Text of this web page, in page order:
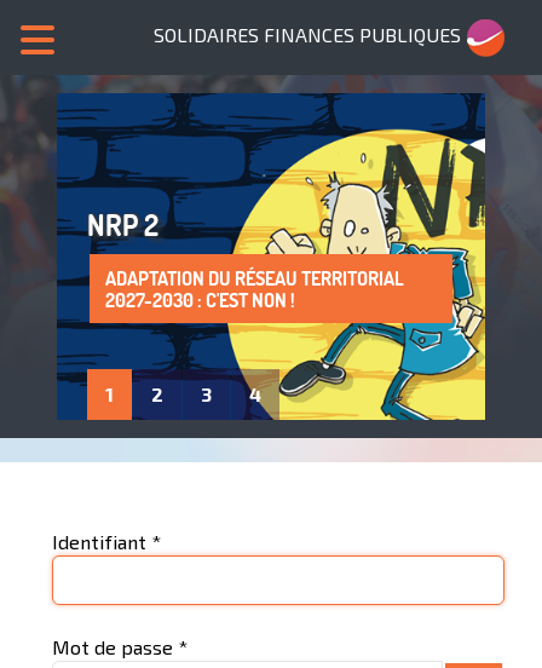
SOLIDAIRES FINANCES PUBLIQUES
NRP 2
ADAPTATION DU RÉSEAU TERRITORIAL
2027-2030 : C'EST NON !
SANS NOUS, PLUS DE SERVICES PUBLICS !
LA PROTECTION DE LA SANTÉ AU TRAVAIL
: UN DROIT À FAIRE VIVRE !
ADHÈRE À SOLIDAIRES FINANCES
PUBLIQUES
1 2 3 4
Identifiant *
Mot de passe *